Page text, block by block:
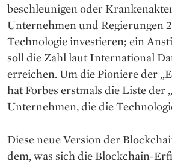
beschleunigen oder
Unternehmen und Regierungen
Technologie investieren; ein
soll die Zahl laut International
erreichen. Um die Pioniere der
hat Forbes erstmals die Liste der
Unternehmen, die die
Diese neue Version der
dem, was sich die Blockchain-